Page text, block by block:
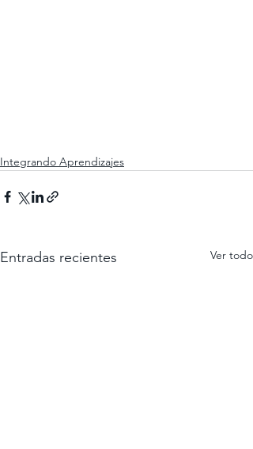
Integrando Aprendizajes
Entradas recientes Ver todo